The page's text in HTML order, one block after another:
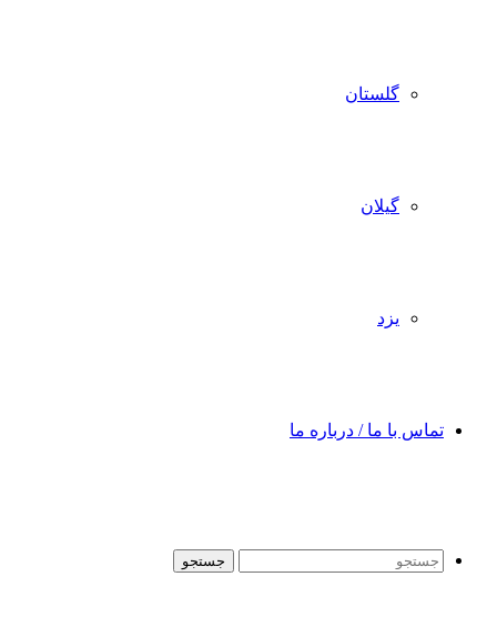
گلستان
گیلان
یزد
تماس با ما / درباره ما
جستجو